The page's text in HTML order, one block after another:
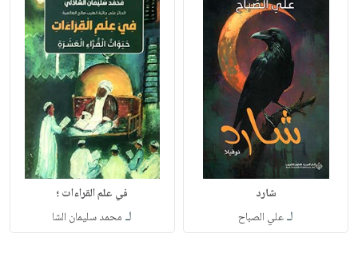
شارد
لـعلي الصباح
في علم القراءات ؛
لـ محمد سليمان الشا